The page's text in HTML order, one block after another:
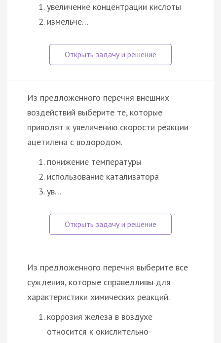
увеличение концентрации кислоты
измельче…
Из предложенного перечня внешних
воздействий выберите те, которые
приводят к увеличению скорости реакции
ацетилена с водородом.
понижение температуры
использование катализатора
ув…
Из предложенного перечня выберите все
суждения, которые справедливы для
характеристики химических реакций.
коррозия железа в воздухе
относится к окислительно-